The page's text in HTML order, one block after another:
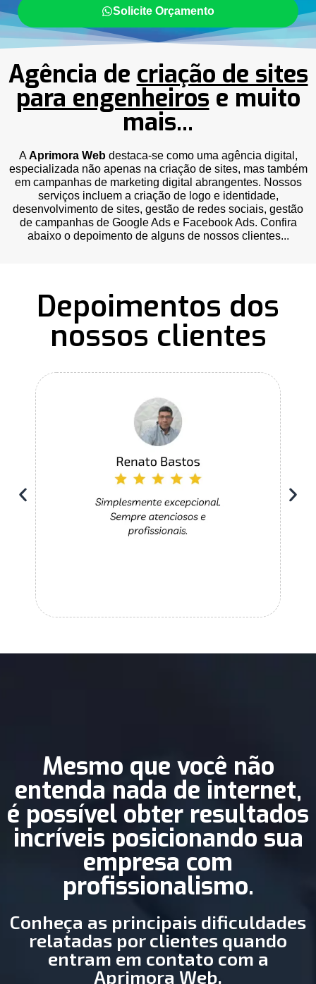
Solicite Orçamento
Agência de criação de sites
para engenheiros e muito
mais...
AAprimora Webdestaca-se como uma agência digital,
especializada não apenas na criação de sites, mas também
em campanhas de marketing digital abrangentes. Nossos
serviços incluem a criação de logo e identidade,
desenvolvimento de sites, gestão de redes sociais, gestão
de campanhas de Google Ads e Facebook Ads. Confira
abaixo o depoimento de alguns de nossos clientes...
Depoimentos dos
nossos clientes
Mesmo que você não
entenda nada de internet,
é possível obter resultados
incríveis posicionando sua
empresa com
profissionalismo.
Conheça as principais dificuldades
relatadas por clientes quando
entram em contato com a
Aprimora Web.